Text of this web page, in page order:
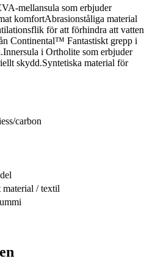
mellansula som erbjuder
komfortAbrasionståliga material
för att förhindra att vatten
Continental™ Fantastiskt grepp i
i Ortholite som erbjuder
skydd.Syntetiska material för
carbon
material / textil